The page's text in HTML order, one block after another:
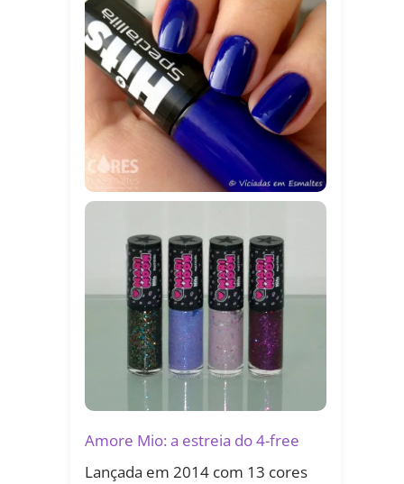
Amore Mio: a estreia do 4-free
Lançada em 2014 com 13 cores